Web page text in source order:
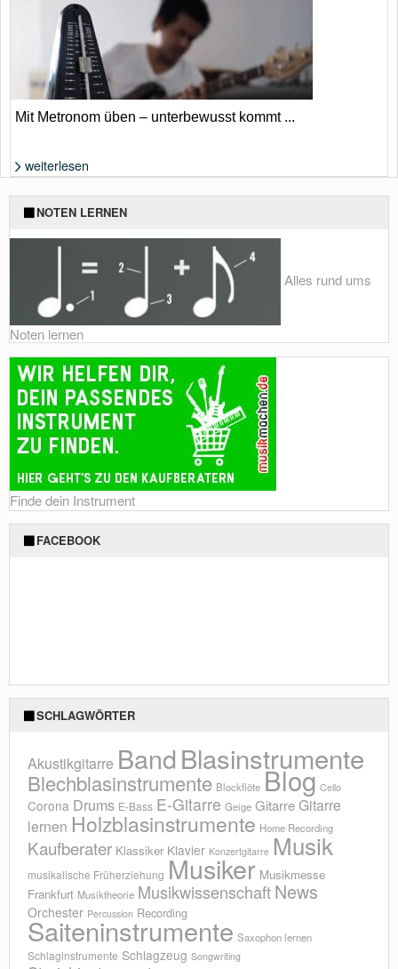
Foto: Shutterstock von 13_Phunkod
Mit Metronom üben – unterbewusst kommt ...
weiterlesen
NOTEN LERNEN
Alles rund ums
Noten lernen
Finde dein Instrument
FACEBOOK
SCHLAGWÖRTER
Akustikgitarre BandBlasinstrumente
Blechblasinstrumente Blockflöte Blog Cello
Corona Drums E-Bass E-Gitarre Geige GitarreGitarre
lernen Holzblasinstrumente Home Recording
Kaufberater Klassiker Klavier Konzertgitarre Musik
musikalische Früherziehung Musiker Musikmesse
Frankfurt Musiktheorie MusikwissenschaftNews
Orchester Percussion Recording
Saiteninstrumente Saxophon lernen
Schlaginstrumente Schlagzeug Songwriting